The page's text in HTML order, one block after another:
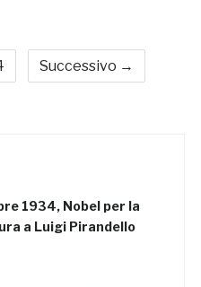
Successivo →
1934, Nobel per la
a Luigi Pirandello